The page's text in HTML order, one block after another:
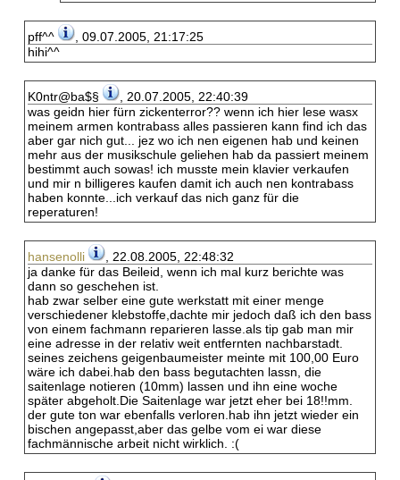
pff^^
, 09.07.2005, 21:17:25
hihi^^
K0ntr@ba$§
, 20.07.2005, 22:40:39
was geidn hier fürn zickenterror?? wenn ich hier lese wasx
meinem armen kontrabass alles passieren kann find ich das
aber gar nich gut... jez wo ich nen eigenen hab und keinen
mehr aus der musikschule geliehen hab da passiert meinem
bestimmt auch sowas! ich musste mein klavier verkaufen
und mir n billigeres kaufen damit ich auch nen kontrabass
haben konnte...ich verkauf das nich ganz für die
reperaturen!
hansenolli
, 22.08.2005, 22:48:32
ja danke für das Beileid, wenn ich mal kurz berichte was
dann so geschehen ist.
hab zwar selber eine gute werkstatt mit einer menge
verschiedener klebstoffe,dachte mir jedoch daß ich den bass
von einem fachmann reparieren lasse.als tip gab man mir
eine adresse in der relativ weit entfernten nachbarstadt.
seines zeichens geigenbaumeister meinte mit 100,00 Euro
wäre ich dabei.hab den bass begutachten lassn, die
saitenlage notieren (10mm) lassen und ihn eine woche
später abgeholt.Die Saitenlage war jetzt eher bei 18!!mm.
der gute ton war ebenfalls verloren.hab ihn jetzt wieder ein
bischen angepasst,aber das gelbe vom ei war diese
fachmännische arbeit nicht wirklich. :(